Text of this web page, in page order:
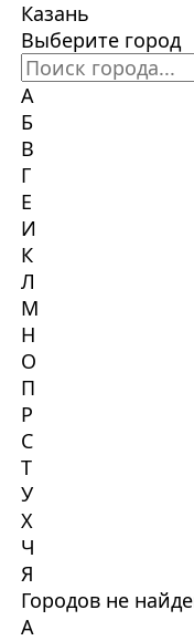
Казань
Выберите город
А
Б
В
Г
Е
И
К
Л
М
Н
О
П
Р
С
Т
У
Х
Ч
Я
Городов не
А